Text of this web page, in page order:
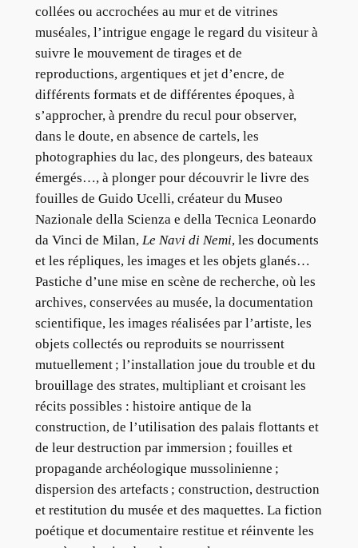
collées ou accrochées au mur et de vitrines
muséales, l’intrigue engage le regard du visiteur à
suivre le mouvement de tirages et de
reproductions, argentiques et jet d’encre, de
différents formats et de différentes époques, à
s’approcher, à prendre du recul pour observer,
dans le doute, en absence de cartels, les
photographies du lac, des plongeurs, des bateaux
émergés…, à plonger pour découvrir le livre des
fouilles de Guido Ucelli, créateur du Museo
Nazionale della Scienza e della Tecnica Leonardo
da Vinci de Milan, Le Navi di Nemi, les documents
et les répliques, les images et les objets glanés…
Pastiche d’une mise en scène de recherche, où les
archives, conservées au musée, la documentation
scientifique, les images réalisées par l’artiste, les
objets collectés ou reproduits se nourrissent
mutuellement ; l’installation joue du trouble et du
brouillage des strates, multipliant et croisant les
récits possibles : histoire antique de la
construction, de l’utilisation des palais flottants et
de leur destruction par immersion ; fouilles et
propagande archéologique mussolinienne ;
dispersion des artefacts ; construction, destruction
et restitution du musée et des maquettes. La fiction
poétique et documentaire restitue et réinvente les